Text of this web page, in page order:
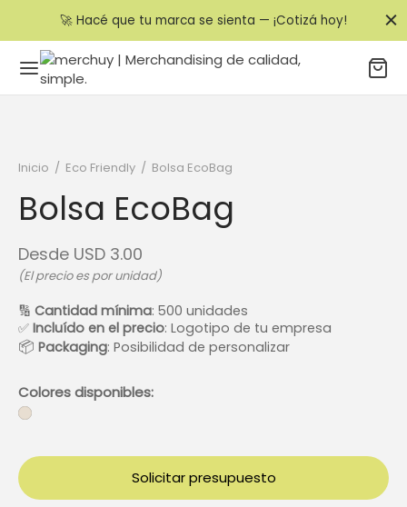
🚀 Hacé que tu marca se sienta — ¡Cotizá hoy!
Inicio / Eco Friendly / Bolsa EcoBag
Bolsa EcoBag
Desde USD 3.00
(El precio es por unidad)
🔢 Cantidad mínima: 500 unidades
✅ Incluído en el precio: Logotipo de tu empresa
📦 Packaging: Posibilidad de personalizar
Colores disponibles:
Solicitar presupuesto